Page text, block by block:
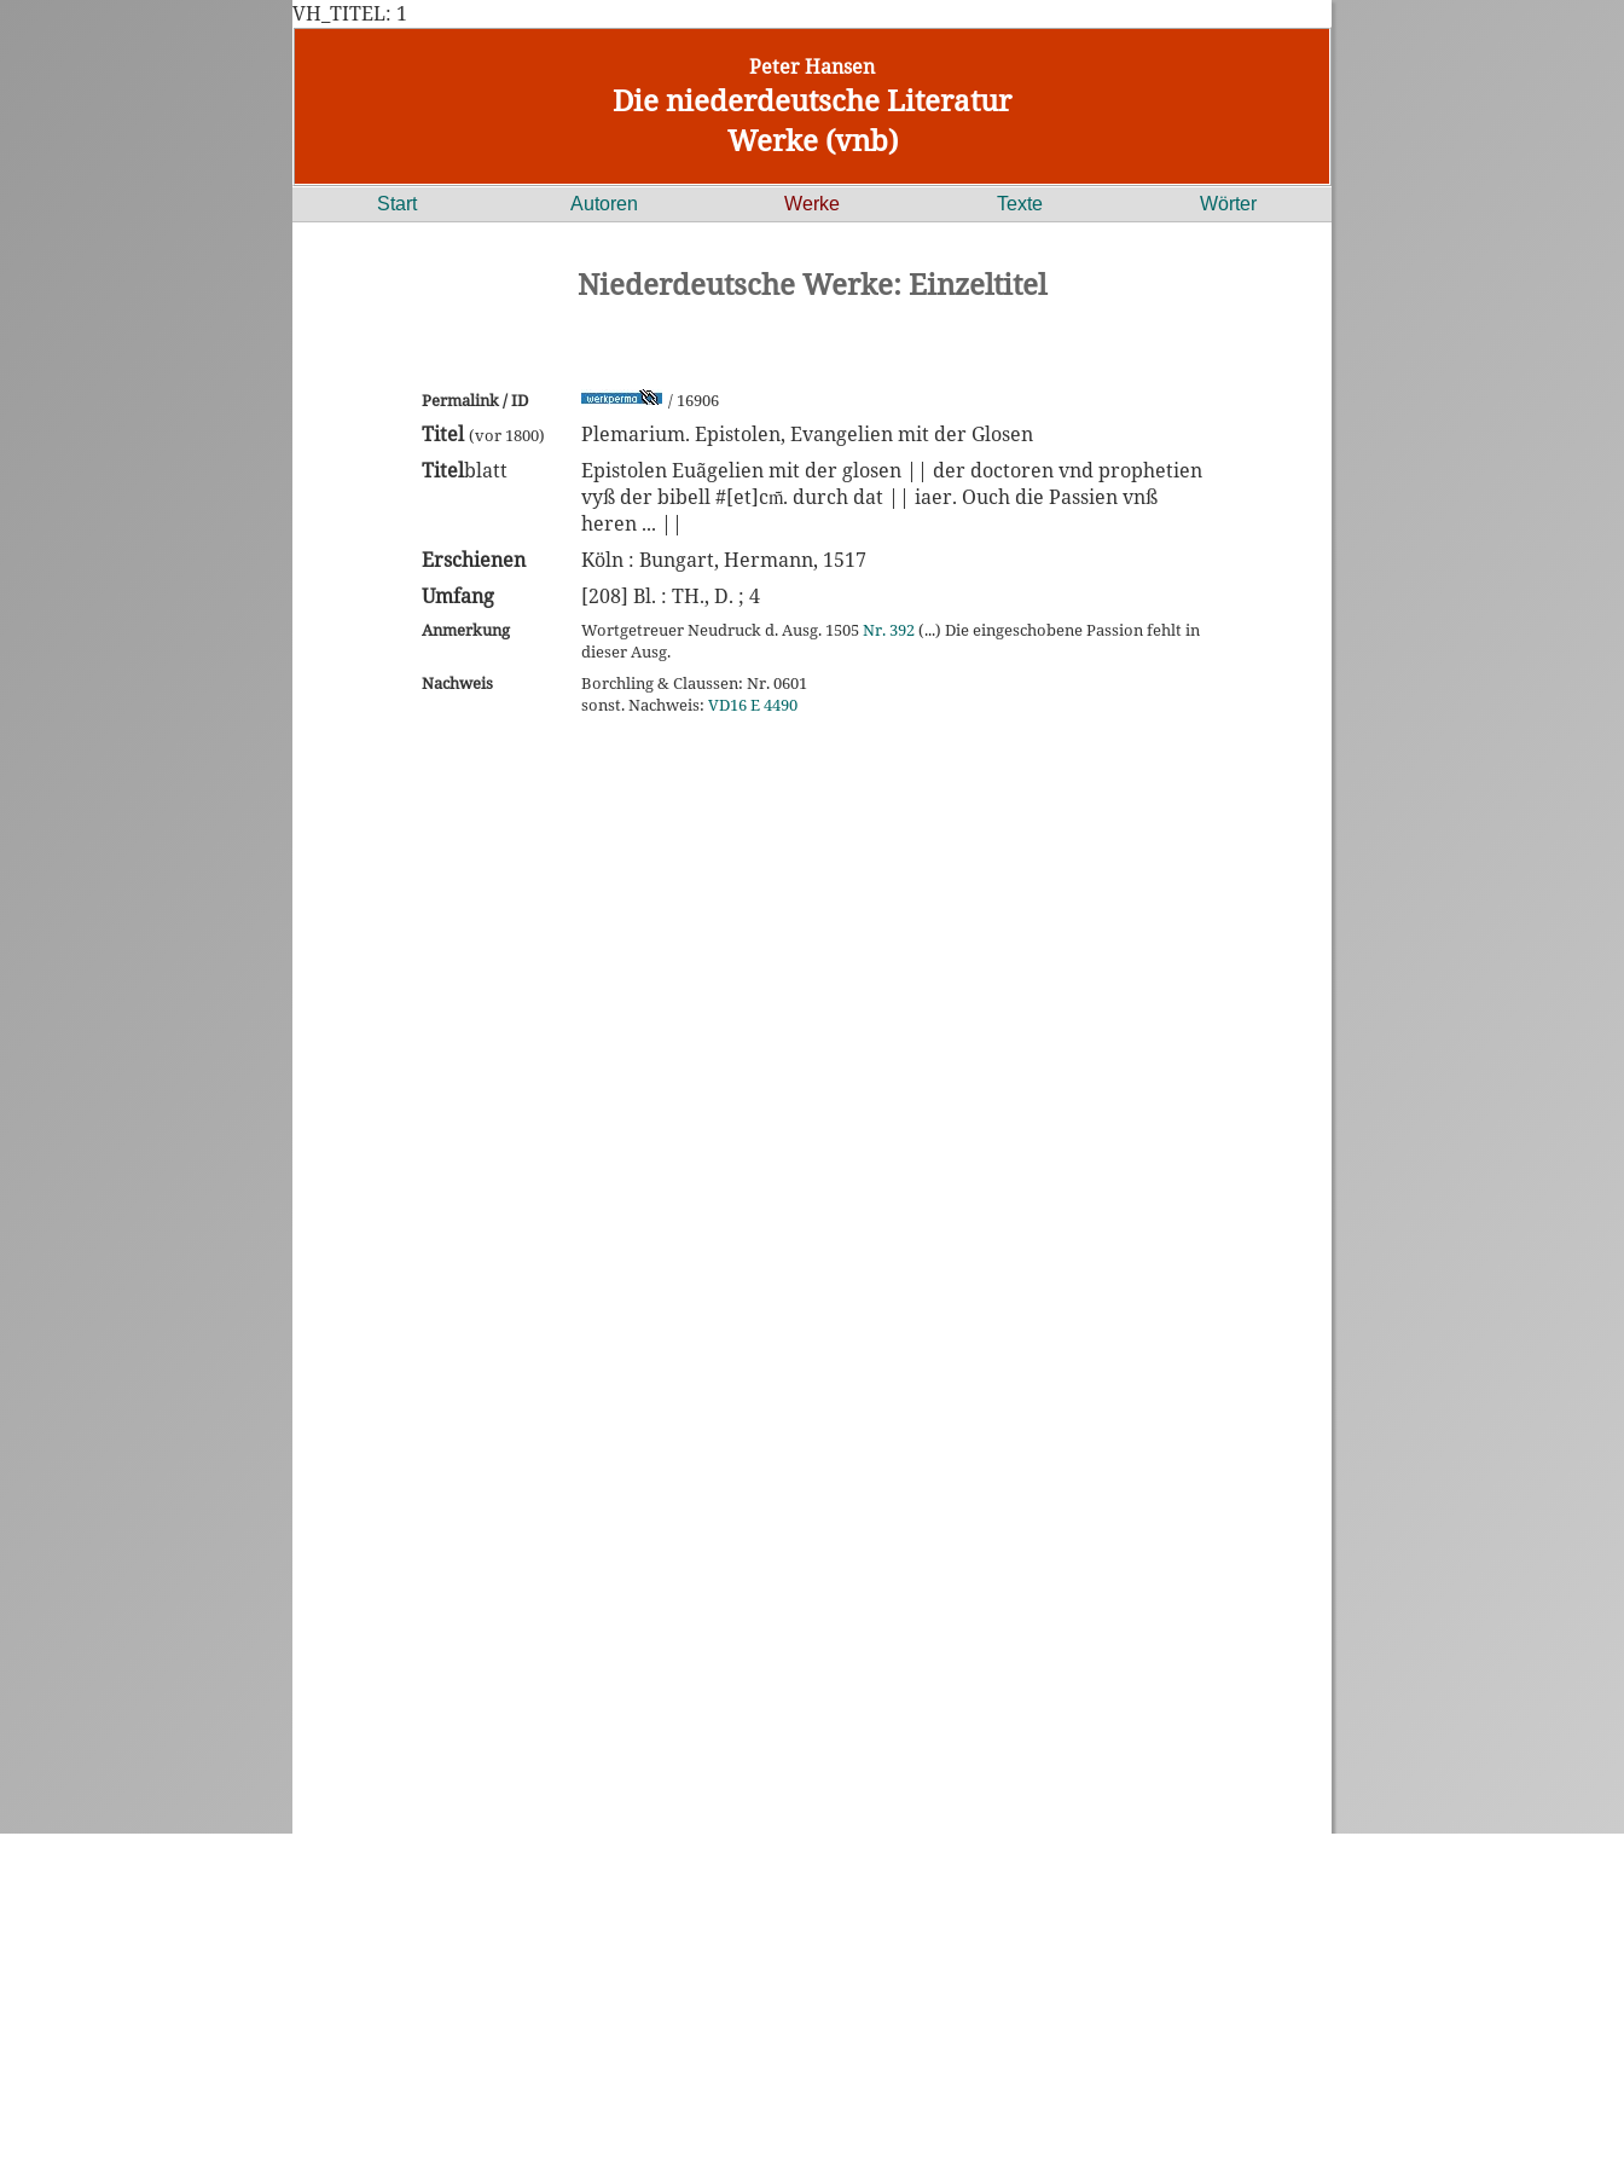
VH_TITEL: 1
Peter Hansen
Die niederdeutsche Literatur
Werke (vnb)
Start Autoren Werke Texte Wörter
Niederdeutsche Werke: Einzeltitel
Permalink / ID / 16906
Titel (vor 1800)
Plemarium. Epistolen, Evangelien mit der Glosen
Titelblatt
Epistolen Euãgelien mit der glosen || der doctoren vnd prophetien
vyß der bibell #[et]cm̃. durch dat || iaer. Ouch die Passien vnß
heren ... ||
Erschienen
Köln : Bungart, Hermann, 1517
Umfang
[208] Bl. : TH., D. ; 4
Anmerkung Wortgetreuer Neudruck d. Ausg. 1505Nr. 392(...) Die eingeschobene Passion fehlt in
dieser Ausg.
Nachweis
Borchling & Claussen: Nr. 0601
sonst. Nachweis: VD16 E 4490